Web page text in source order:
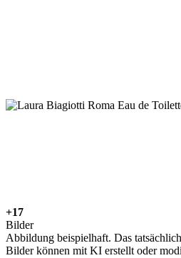
+17
Bilder
Abbildung beispielhaft. Das
Bilder können mit KI erstellt oder